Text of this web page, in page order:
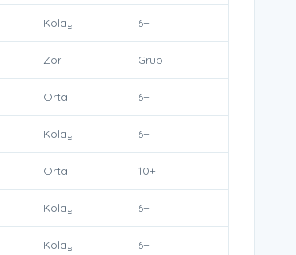
Kolay 6+
Zor Grup
Orta 6+
Kolay 6+
Orta 10+
Kolay 6+
Kolay 6+